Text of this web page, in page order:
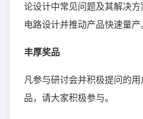
论设计中常见问题及其解决
电路设计并推动产品快速量产
丰厚奖品
凡参与研讨会并积极提问的
品，请大家积极参与。